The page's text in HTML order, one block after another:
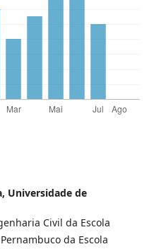
Universidade de
Civil da Escola
da Escola